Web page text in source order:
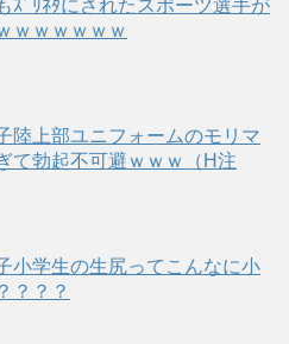
ｽﾞﾘﾈﾀにされたスポーツ選手が
ｗｗｗｗｗｗ
陸上部ユニフォームのモリマ
て勃起不可避ｗｗｗ（H注
小学生の生尻ってこんなに小
？？？